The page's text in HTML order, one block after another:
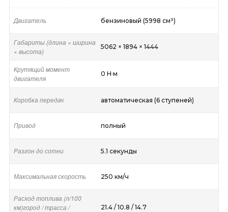
Двигатель бензиновый (5998 см³)
Габариты (длина × ширина
× высота)
5062 × 1894 × 1444
Крутящий момент
двигателя
0 Н·м
Коробка передач автоматическая (6 ступеней)
Привод полный
Разгон до сотни 5.1 секунды
Максимальная скорость 250 км/ч
Расход топлива (л/100
км)город / трасса /
21.4 / 10.8 / 14.7